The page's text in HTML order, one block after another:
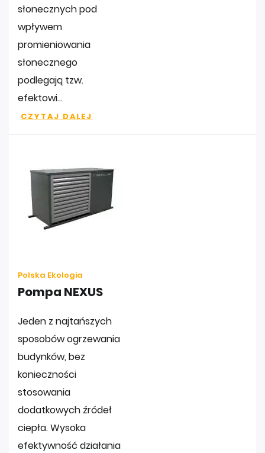
słonecznych pod
wpływem
promieniowania
słonecznego
podlegają tzw.
efektowi...
CZYTAJ DALEJ
Polska Ekologia
Pompa NEXUS
Jeden z najtańszych
sposobów ogrzewania
budynków, bez
konieczności
stosowania
dodatkowych źródeł
ciepła. Wysoka
efektywność działania